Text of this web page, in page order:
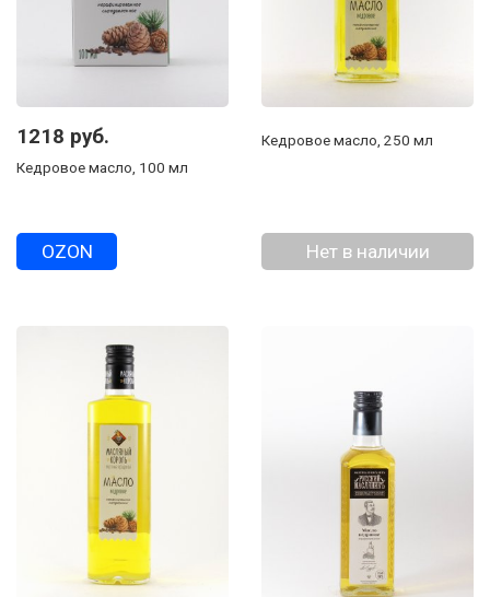
1218 руб.
Кедровое масло, 100 мл
OZON
Кедровое масло, 250 мл
Нет в наличии